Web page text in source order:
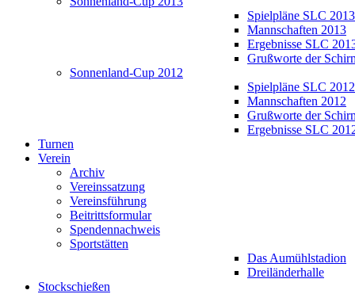
Spielpläne SLC 2013
Mannschaften 2013
Ergebnisse SLC
Grußworte der
Sonnenland-Cup 2012
Spielpläne SLC 2012
Mannschaften 2012
Grußworte der
Ergebnisse SLC
Turnen
Verein
Archiv
Vereinssatzung
Vereinsführung
Beitrittsformular
Spendennachweis
Sportstätten
Das Aumühlstadion
Dreiländerhalle
Stockschießen